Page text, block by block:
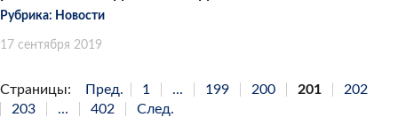
Рубрика: Новости
17 сентября 2019
Страницы: Пред. 1 ... 199 200 201
202
203
... 402 След.